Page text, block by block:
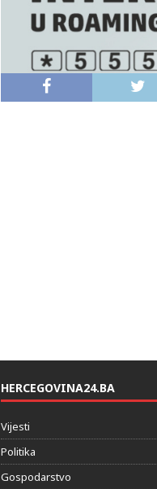
HERCEGOVINA24.BA
Vijesti
Politika
Gospodarstvo